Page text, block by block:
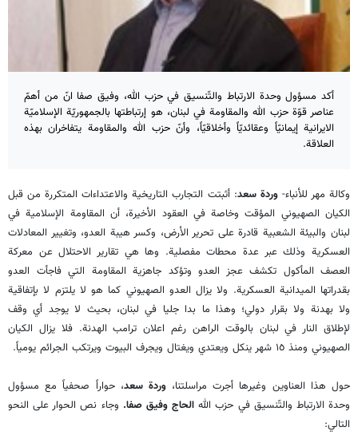
أكد مسؤول وحدة الارتباط والتّنسيق في حزب الله​، وفيق صفا انّ من أهمّ
عناصر قوّة حزب الله والمقاومة في لبنان، هو إرتباطتها بالجمهوريّة الإسلاميّة
الايرانية إيمانيّاً وعقائديّاً وأخلاقيّاً، وأنّ حزب الله والمقاومة يتفاخران بهذه
العلاقة.
وكالة مهر للأنباء- وردة سعد: أثبتت التجارب التاريخية والاعتداءات المتكررة من قبل
الكيان الصهيوني المؤقت وخاصة في العقود الأخيرة، أن المقاومة الإسلامية في
لبنان والبيئة الشعبية قادرة على تحرير الأرض، وكسر هيبة العدو، وتغيير المعادلات
العسكرية وذلك عبر عدة محطات مفصلية. وها هي تقارير الاحتلال عن معركة
العصف المأكول تكشف عجز العدو وتؤكد جاهزية المقاومة التي فاجأت العدو
بقدراتها الميدانية العسكرية. ولا يزال العدو الصهيوني كما هو لا يلتزم لا بإتفاقية
ولا بهدنة ولا بقرار دولي؛ وهذا ما بدا جليا في لبنان، بحيث لا يوجد أي وقف
لإطلاق النار في لبنان بالوقت الراهن رغم اعلان ترامب الهدنة. فلا يزال الكيان
الصهيوني ومنذ ١٥ شهر ينكل ويعتدي ويغتال ويجرف البيوت ويرتكب الجرائم يومياً.
حول هذا العناوين وغيرها أجرت مراسلتنا،وردة سعد، حواراً صحفياً مع مسؤول
وحدة الارتباط والتّنسيق في حزب اللهالحاج وفيق صفا. وجاء نص الحوار على النحو
التالي: